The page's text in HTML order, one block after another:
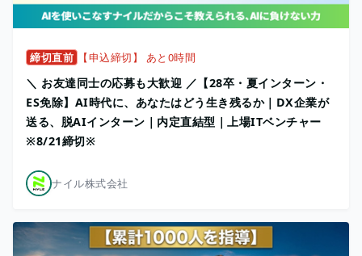
締切直前 【申込締切】 あと0時間
＼ お友達同士の応募も大歓迎 ／【28卒・夏インターン・
ES免除】AI時代に、あなたはどう生き残るか｜DX企業が
送る、脱AIインターン｜内定直結型｜上場ITベンチャー
※8/21締切※
ナイル株式会社